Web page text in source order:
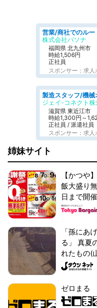
株式会社パソナ
福岡県 北九州市
時給1,506円
正社員
スポンサー：求人
ジェイ-コネクト株
滋賀県 東近江市
時給1,300円～
正社員 / 派遣社員
スポンサー：求人
姉妹サイト
【かつや
飯大盛り
日まで開催
「孫にあ
る」 真夏
れたもの(
ゼロまる